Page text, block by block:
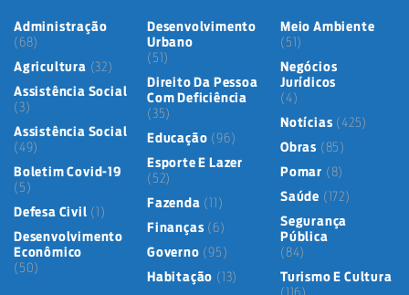
Administração
(68)
Agricultura (32)
Assistência Social
(3)
Assistência Social
(49)
Boletim Covid-19
(5)
Defesa Civil (1)
Desenvolvimento
Econômico
(50)
Desenvolvimento
Urbano
(51)
Direito Da Pessoa
Com Deficiência
(35)
Educação (96)
Esporte E Lazer
(52)
Fazenda (11)
Finanças (6)
Governo (95)
Habitação (13)
Meio Ambiente
(51)
Negócios
Jurídicos
(4)
Notícias (425)
Obras (85)
Pomar (8)
Saúde (172)
Segurança
Pública
(84)
Turismo E Cultura